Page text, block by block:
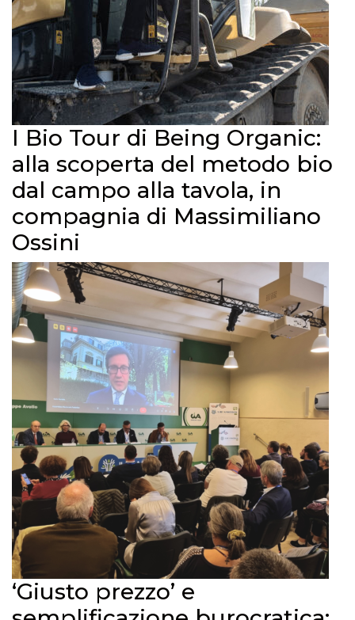
I Bio Tour di Being Organic:
alla scoperta del metodo bio
dal campo alla tavola, in
compagnia di Massimiliano
Ossini
‘Giusto prezzo’ e